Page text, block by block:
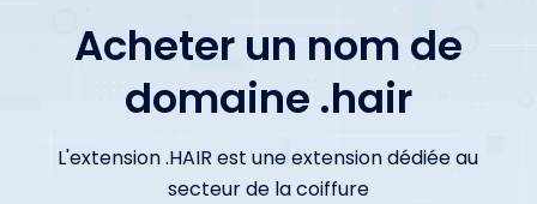
Acheter un nom de
domaine .hair
L'extension .HAIR est une extension dédiée au
secteur de la coiffure